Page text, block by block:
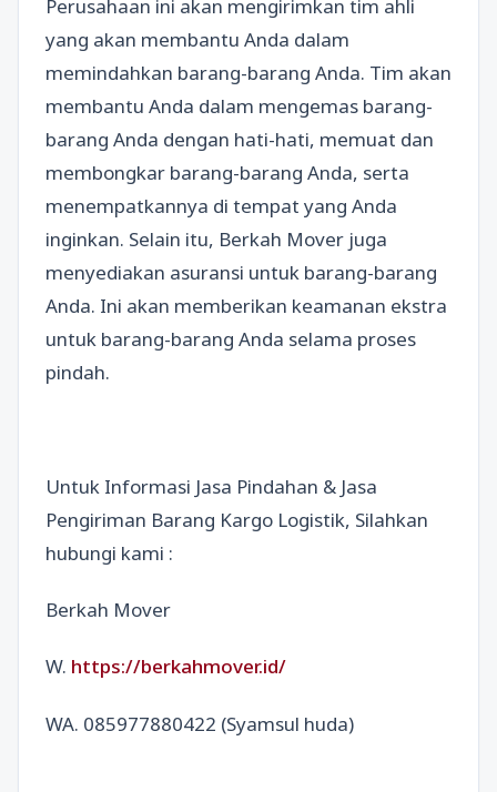
Perusahaan ini akan mengirimkan tim ahli
yang akan membantu Anda dalam
memindahkan barang-barang Anda. Tim akan
membantu Anda dalam mengemas barang-
barang Anda dengan hati-hati, memuat dan
membongkar barang-barang Anda, serta
menempatkannya di tempat yang Anda
inginkan. Selain itu, Berkah Mover juga
menyediakan asuransi untuk barang-barang
Anda. Ini akan memberikan keamanan ekstra
untuk barang-barang Anda selama proses
pindah.
Untuk Informasi Jasa Pindahan & Jasa
Pengiriman Barang Kargo Logistik, Silahkan
hubungi kami :
Berkah Mover
W. https://berkahmover.id/
WA. 085977880422 (Syamsul huda)